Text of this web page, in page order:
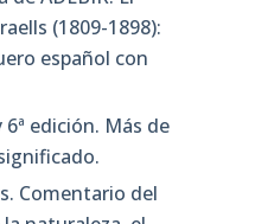
(1809-1898):
español con
edición. Más de
Comentario del